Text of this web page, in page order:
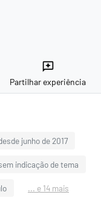
reviews
Partilhar experiência
junho de 2017
indicação de tema
... e 14 mais